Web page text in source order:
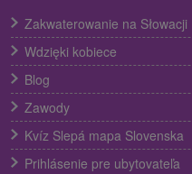
Zakwaterowanie na Słowacji
Wdzięki kobiece
Blog
Zawody
Kvíz Slepá mapa Slovenska
Prihlásenie pre ubytovateľa